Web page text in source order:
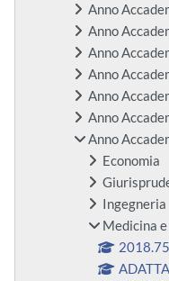
Anno
Anno
Anno
Anno
Anno
Anno
Anno
Economia
Ingegneria
Medicina